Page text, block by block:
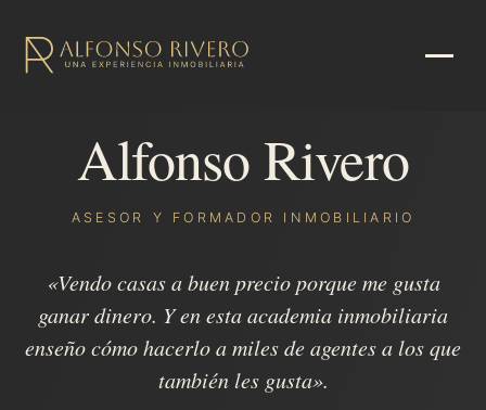
Alfonso Rivero
ASESOR Y FORMADOR INMOBILIARIO
«Vendo casas a buen precio porque me gusta
ganar dinero. Y en esta academia inmobiliaria
enseño cómo hacerlo a miles de agentes a los que
también les gusta».